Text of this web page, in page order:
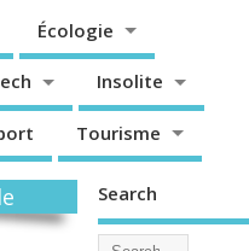
Écologie
Insolite
Tourisme
Search